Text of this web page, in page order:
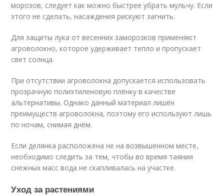
морозов, следует как можно быстрее убрать мульчу. Если
этого не сделать, насаждения рискуют загнить.
Для защиты лука от весенних заморозков применяют
агроволокно, которое удерживает тепло и пропускает
свет солнца.
При отсутствии агроволокна допускается использовать
прозрачную полиэтиленовую плёнку в качестве
альтернативы. Однако данный материал лишён
преимуществ агроволокна, поэтому его используют лишь
по ночам, снимая днём.
Если делянка расположена не на возвышенном месте,
необходимо следить за тем, чтобы во время таяния
снежных масс вода не скапливалась на участке.
Уход за растениями